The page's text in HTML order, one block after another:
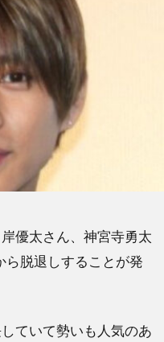
優太さん、神宮寺勇太
脱退しすることが発
ていて勢いも人気のあ